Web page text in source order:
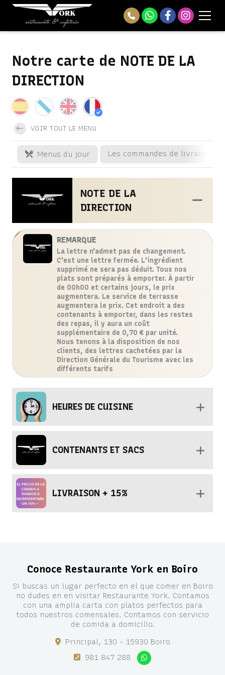
Notre carte de NOTE DE LA
DIRECTION
VOIR TOUT LE MENU
Menus du jour Les commandes de livraison
NOTE DE LA
DIRECTION
REMARQUE
La lettre n'admet pas de changement.
C'est une lettre fermée. L'ingrédient
supprimé ne sera pas déduit. Tous nos
plats sont préparés à emporter. À partir
de 00h00 et certains jours, le prix
augmentera. Le service de terrasse
augmentera le prix. Cet endroit a des
contenants à emporter, dans les restes
des repas, il y aura un coût
supplémentaire de 0,70 € par unité.
Nous tenons à la disposition de nos
clients, des lettres cachetées par la
Direction Générale du Tourisme avec les
différents tarifs
HEURES DE CUISINE
CONTENANTS ET SACS
LIVRAISON + 15%
Conoce Restaurante York en Boiro
Si buscas un lugar perfecto en el que comer en Boiro
no dudes en en visitar Restaurante York. Contamos
con una amplia carta con platos perfectos para
todos nuestros comensales. Contamos con servicio
de comida a domicilio.
Principal, 130 - 15930 Boiro
981 847 288